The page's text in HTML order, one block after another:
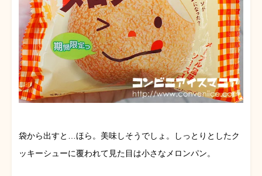
袋から出すと…ほら。美味しそうでしょ。しっとりとしたク
ッキーシューに覆われて見た目は小さなメロンパン。